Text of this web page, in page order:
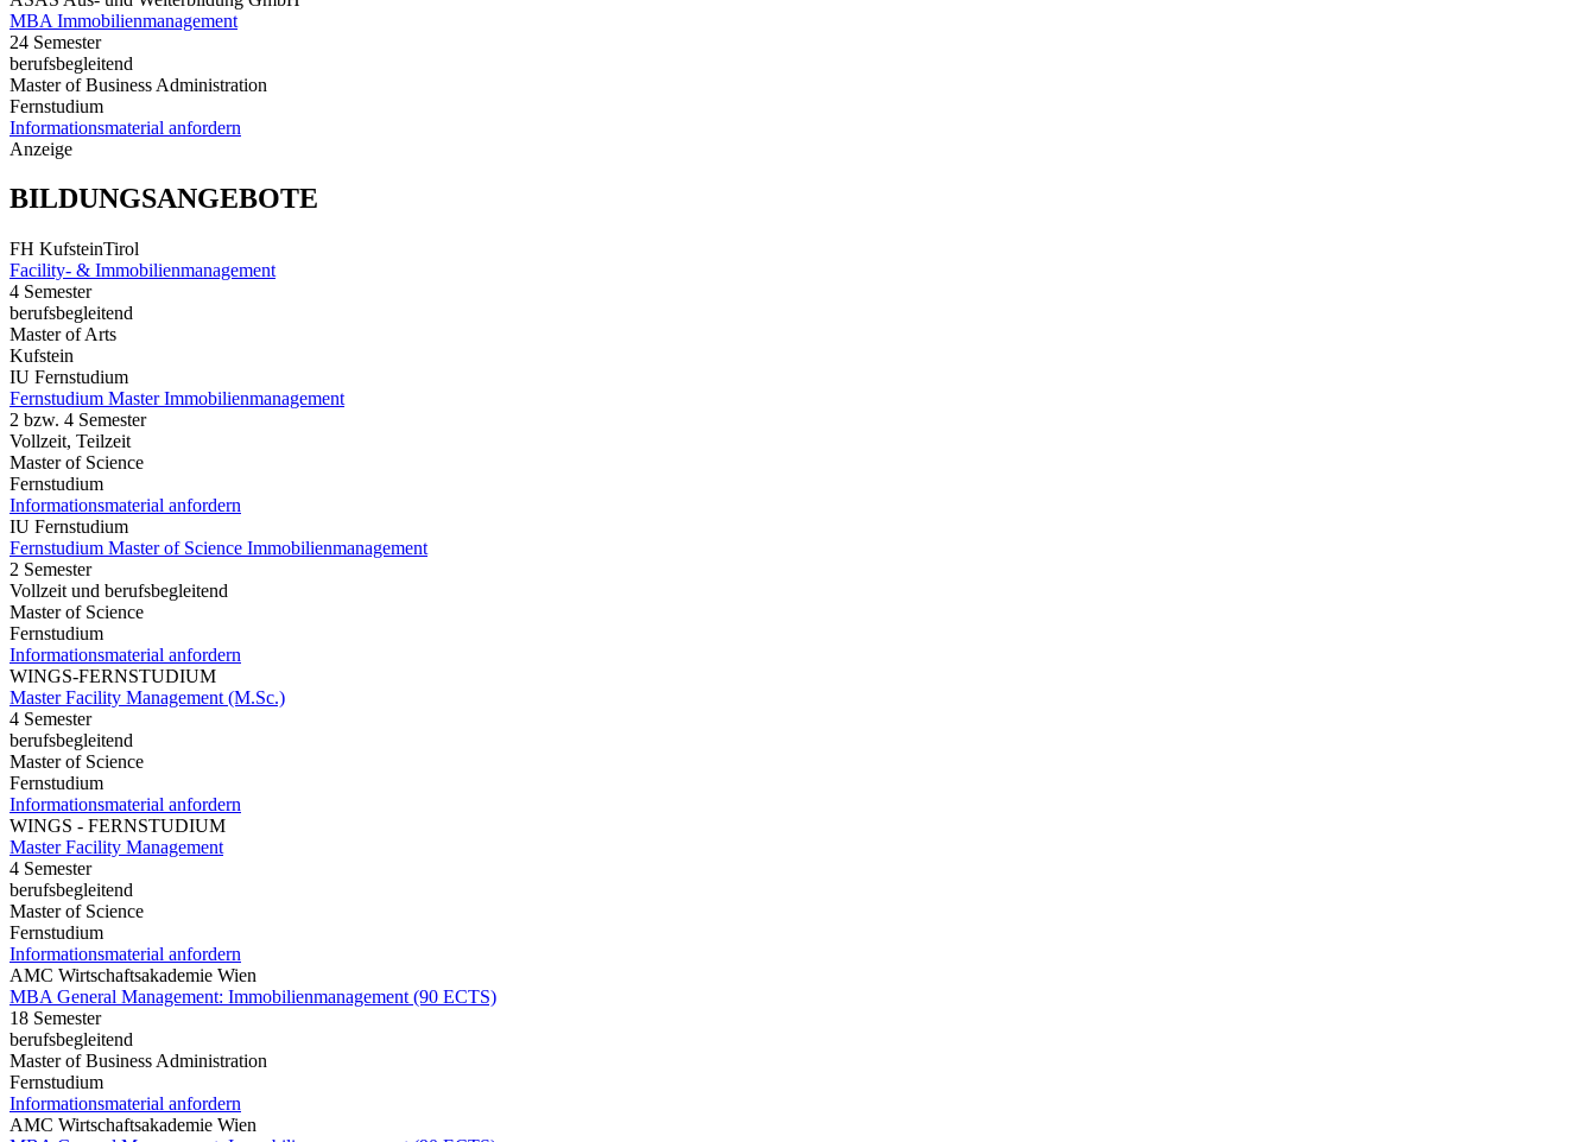
MBA Immobilienmanagement
24 Semester
berufsbegleitend
Master of Business Administration
Fernstudium
Informationsmaterial anfordern
Anzeige
BILDUNGSANGEBOTE
FH KufsteinTirol
Facility- & Immobilienmanagement
4 Semester
berufsbegleitend
Master of Arts
Kufstein
IU Fernstudium
Fernstudium Master Immobilienmanagement
2 bzw. 4 Semester
Vollzeit, Teilzeit
Master of Science
Fernstudium
Informationsmaterial anfordern
IU Fernstudium
Fernstudium Master of Science Immobilienmanagement
2 Semester
Vollzeit und berufsbegleitend
Master of Science
Fernstudium
Informationsmaterial anfordern
WINGS-FERNSTUDIUM
Master Facility Management (M.Sc.)
4 Semester
berufsbegleitend
Master of Science
Fernstudium
Informationsmaterial anfordern
WINGS - FERNSTUDIUM
Master Facility Management
4 Semester
berufsbegleitend
Master of Science
Fernstudium
Informationsmaterial anfordern
AMC Wirtschaftsakademie Wien
MBA General Management: Immobilienmanagement (90 ECTS)
18 Semester
berufsbegleitend
Master of Business Administration
Fernstudium
Informationsmaterial anfordern
AMC Wirtschaftsakademie Wien